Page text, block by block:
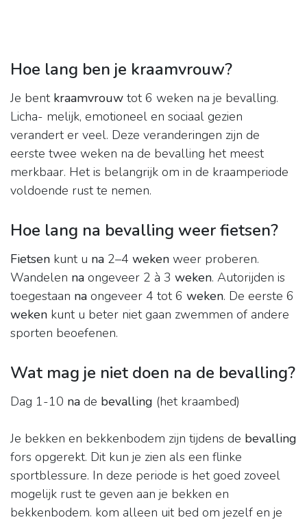
Hoe lang ben je kraamvrouw?
Je bent kraamvrouw tot 6 weken na je bevalling.
Licha- melijk, emotioneel en sociaal gezien
verandert er veel. Deze veranderingen zijn de
eerste twee weken na de bevalling het meest
merkbaar. Het is belangrijk om in de kraamperiode
voldoende rust te nemen.
Hoe lang na bevalling weer fietsen?
Fietsen kunt u na 2–4 weken weer proberen.
Wandelen na ongeveer 2 à 3 weken. Autorijden is
toegestaan na ongeveer 4 tot 6 weken. De eerste 6
weken kunt u beter niet gaan zwemmen of andere
sporten beoefenen.
Wat mag je niet doen na de bevalling?
Dag 1-10 na de bevalling (het kraambed)
Je bekken en bekkenbodem zijn tijdens de bevalling
fors opgerekt. Dit kun je zien als een flinke
sportblessure. In deze periode is het goed zoveel
mogelijk rust te geven aan je bekken en
bekkenbodem. kom alleen uit bed om jezelf en je